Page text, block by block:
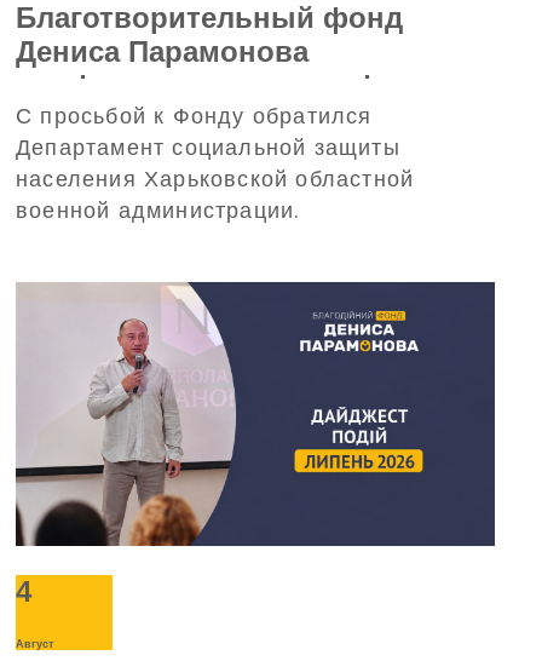
Благотворительный фонд
Дениса Парамонова
профинансирует трансфер
детей из Харьковской области
на отдых в Польшу
С просьбой к Фонду обратился
Департамент социальной защиты
населения Харьковской областной
военной администрации.
4
Август